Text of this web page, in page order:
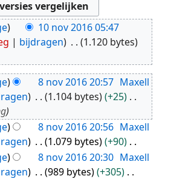
10 nov 2016 05:47
bijdragen
1.120 bytes
8 nov 2016 20:57 Maxell
1.104 bytes
+25
8 nov 2016 20:56 Maxell
1.079 bytes
+90
8 nov 2016 20:30 Maxell
989 bytes
+305